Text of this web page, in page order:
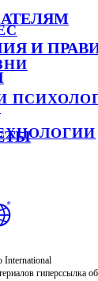
И
International
гиперссылка